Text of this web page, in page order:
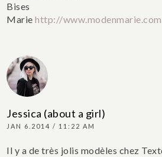
Bises
Marie http://www.modenmarie.com
Jessica (about a girl)
JAN 6.2014 / 11:22 AM
Il y a de très jolis modèles chez